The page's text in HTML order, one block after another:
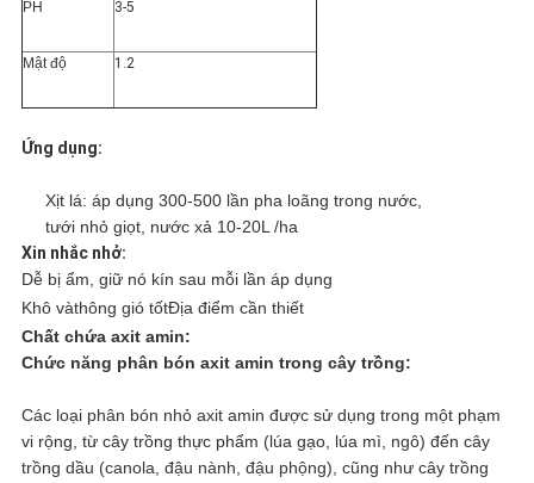
PH 3-5
Mật độ 1.2
Ứng dụng:
Xịt lá: áp dụng 300-500 lần pha loãng trong nước,
tưới nhỏ giọt, nước xả 10-20L /ha
Xin nhắc nhở:
Dễ bị ẩm, giữ nó kín sau mỗi lần áp dụng
Khô vàthông gió tốtĐịa điểm cần thiết
Chất chứa axit amin:
Chức năng phân bón axit amin trong cây trồng:
Các loại phân bón nhỏ axit amin được sử dụng trong một phạm
vi rộng, từ cây trồng thực phẩm (lúa gạo, lúa mì, ngô) đến cây
trồng dầu (canola, đậu nành, đậu phộng), cũng như cây trồng